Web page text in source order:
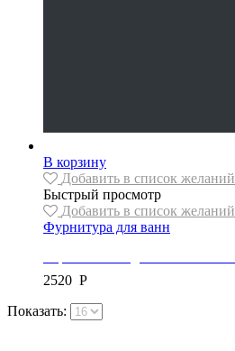
В корзину
Добавить в список желаний
Быстрый просмотр
Добавить в список желаний
Фурнитура для ванн
2520 Р
Показать: